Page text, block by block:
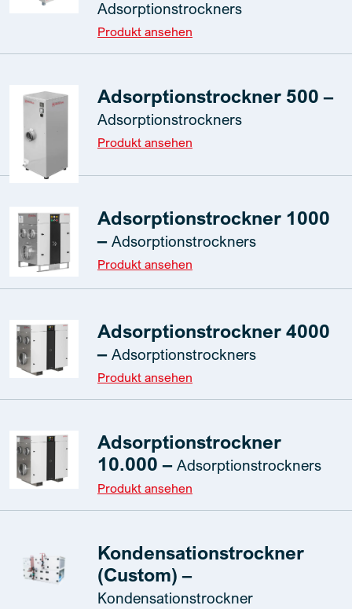
Adsorptionstrockners
Produkt ansehen
Adsorptionstrockner 500 –
Adsorptionstrockners
Produkt ansehen
Adsorptionstrockner 1000
– Adsorptionstrockners
Produkt ansehen
Adsorptionstrockner 4000
– Adsorptionstrockners
Produkt ansehen
Adsorptionstrockner
10.000 – Adsorptionstrockners
Produkt ansehen
Kondensationstrockner
(Custom) –
Kondensationstrockner